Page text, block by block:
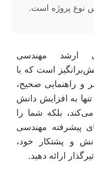
نوع پروژه است.
ارشد مهندسی
است که با
و راهنمایی صحیح،
به افزایش دانش
بلکه شما را
پیشرفته مهندسی
و پشتکار خود،
ارائه دهید.